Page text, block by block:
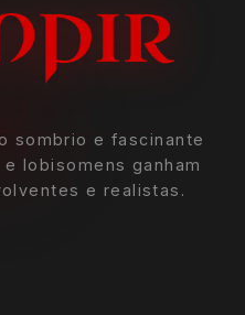
sombrio e fascinante
lobisomens ganham
e realistas.